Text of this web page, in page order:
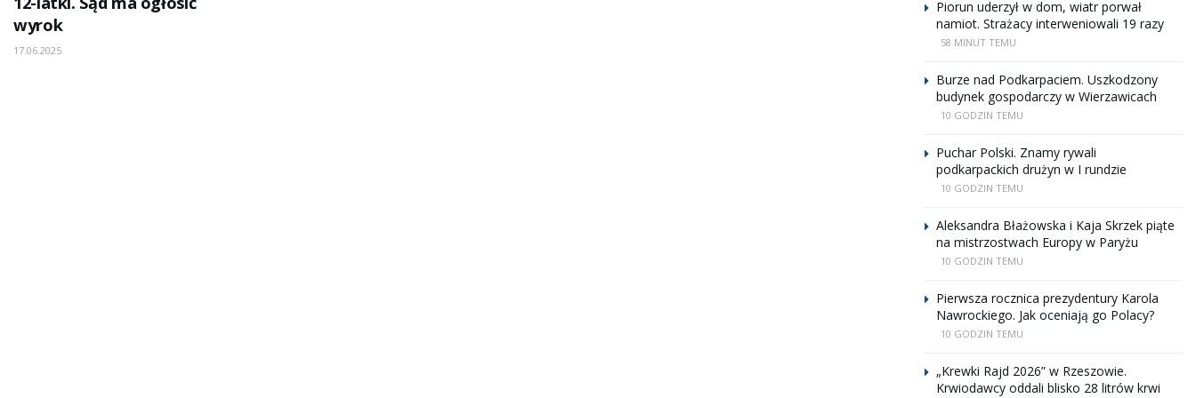
wyrok
17.06.2025
Piorun uderzył w dom, wiatr porwał
namiot. Strażacy interweniowali 19 razy
58 MINUT TEMU
Burze nad Podkarpaciem. Uszkodzony
budynek gospodarczy w Wierzawicach
10 GODZIN TEMU
Puchar Polski. Znamy rywali
podkarpackich drużyn w I rundzie
10 GODZIN TEMU
Aleksandra Błażowska i Kaja Skrzek piąte
na mistrzostwach Europy w Paryżu
10 GODZIN TEMU
Pierwsza rocznica prezydentury Karola
Nawrockiego. Jak oceniają go Polacy?
10 GODZIN TEMU
„Krewki Rajd 2026” w Rzeszowie.
Krwiodawcy oddali blisko 28 litrów krwi